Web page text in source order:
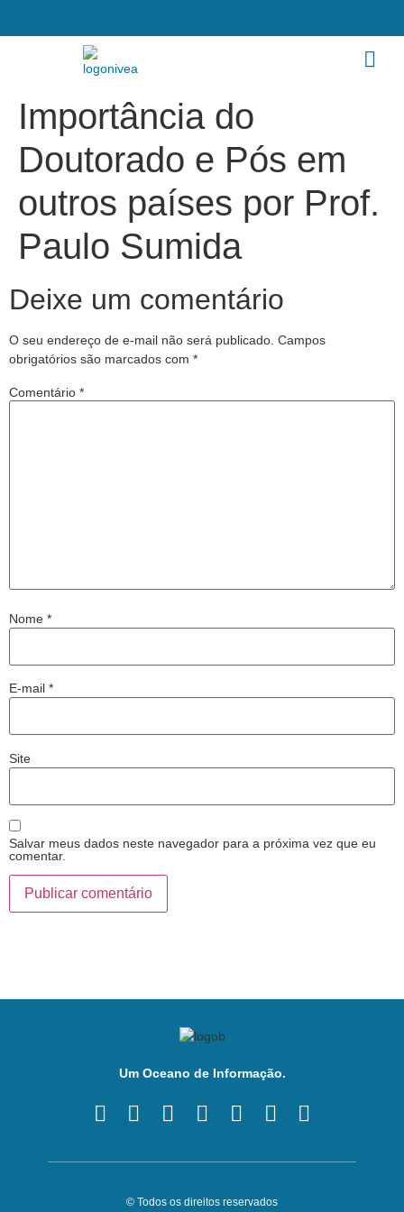
Importância do
Doutorado e Pós em
outros países por Prof.
Paulo Sumida
Deixe um comentário
O seu endereço de e-mail não será publicado. Campos
obrigatórios são marcados com *
Comentário *
Nome *
E-mail *
Site
Salvar meus dados neste navegador para a próxima vez que eu
comentar.
Um Oceano de Informação.
© Todos os direitos reservados